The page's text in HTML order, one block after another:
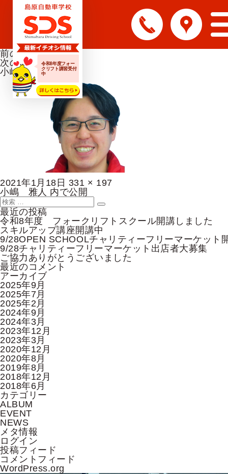
令和8年度フォー
クリフト講習受付
中
前の画像
次の画像
小嶋
投
稿
日:
2021年1月18日 フ
ル
イ
ズ
331 × 197
投
稿
ナ
ビ
ゲ
ー
シ
ョ
ン
小嶋 雅人 内で公開
検
索:
検
索
最近の投稿
令和8年度 フォークリフトスクール開講しました
スキルアップ講座開講中
9/28OPEN SCHOOLチャリティーフリーマーケット
9/28チャリティーフリーマーケット出店者大募集
ご協力ありがとうございました
最近のコメント
アーカイブ
2025年9月
2025年7月
2025年2月
2024年9月
2024年3月
2023年12月
2023年3月
2020年12月
2020年8月
2019年8月
2018年12月
2018年6月
カテゴリー
ALBUM
EVENT
NEWS
メタ情報
ログイン
投稿フィード
コメントフィード
WordPress.org